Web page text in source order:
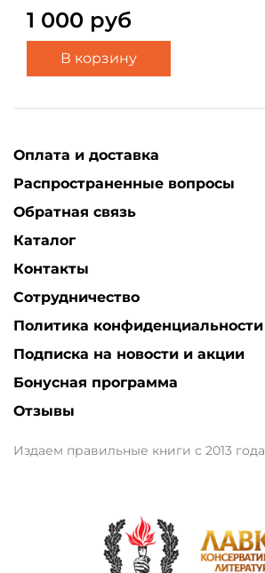
1 000 руб
В корзину
Оплата и доставка
Распространенные вопросы
Обратная связь
Каталог
Контакты
Сотрудничество
Политика конфиденциальности
Подписка на новости и акции
Бонусная программа
Отзывы
Издаем правильные книги с 2013 года